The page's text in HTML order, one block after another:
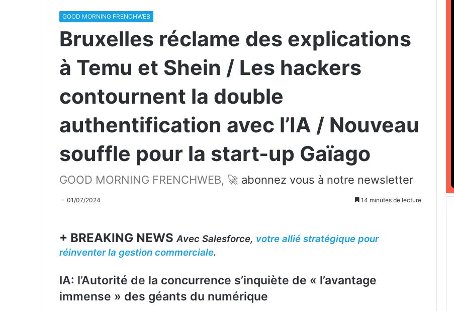
GOOD MORNING FRENCHWEB
Bruxelles réclame des explications
à Temu et Shein / Les hackers
contournent la double
authentification avec l’IA / Nouveau
souffle pour la start-up Gaïago
GOOD MORNING FRENCHWEB, 🚀 abonnez vous à notre newsletter
01/07/2024 14 minutes de lecture
+ BREAKING NEWSAvec Salesforce, votre allié stratégique pour
réinventer la gestion commerciale.
IA: l’Autorité de la concurrence s’inquiète de « l’avantage
immense » des géants du numérique